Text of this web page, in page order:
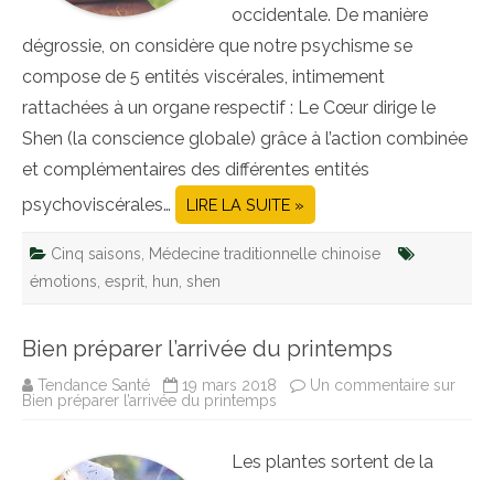
occidentale. De manière
dégrossie, on considère que notre psychisme se
compose de 5 entités viscérales, intimement
rattachées à un organe respectif : Le Cœur dirige le
Shen (la conscience globale) grâce à l’action combinée
et complémentaires des différentes entités
psychoviscérales…
LIRE LA SUITE »
Cinq saisons Médecine traditionnelle chinoise
émotions esprit hun shen
Bien préparer l’arrivée du printemps
Tendance Santé 19 mars 2018 Un commentaire sur
Bien préparer l’arrivée du printemps
Les plantes sortent de la